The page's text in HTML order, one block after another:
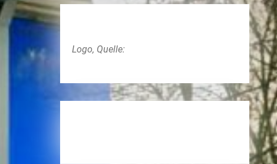
Logo, Quelle: